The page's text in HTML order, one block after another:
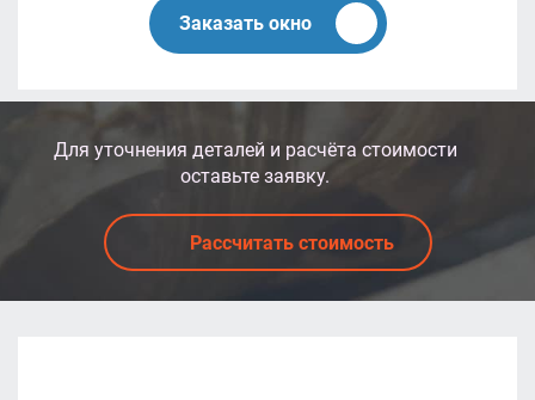
Заказать окно
Для уточнения деталей и расчёта стоимости
оставьте заявку.
Рассчитать стоимость